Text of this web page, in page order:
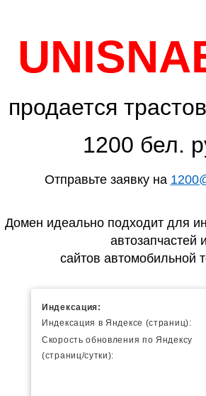
продается
1200 бел.
Отправьте заявку на
Домен идеально подходит для
автозапчастей и
сайтов автомобильной
Индексация:
Индексация в Яндексе (страниц):
Скорость обновления по Яндексу
(страниц/сутки):